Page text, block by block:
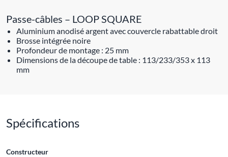
Passe-câbles – LOOP SQUARE
Aluminium anodisé argent avec couvercle rabattable droit
Brosse intégrée noire
Profondeur de montage : 25 mm
Dimensions de la découpe de table : 113/233/353 x 113
mm
Spécifications
Constructeur